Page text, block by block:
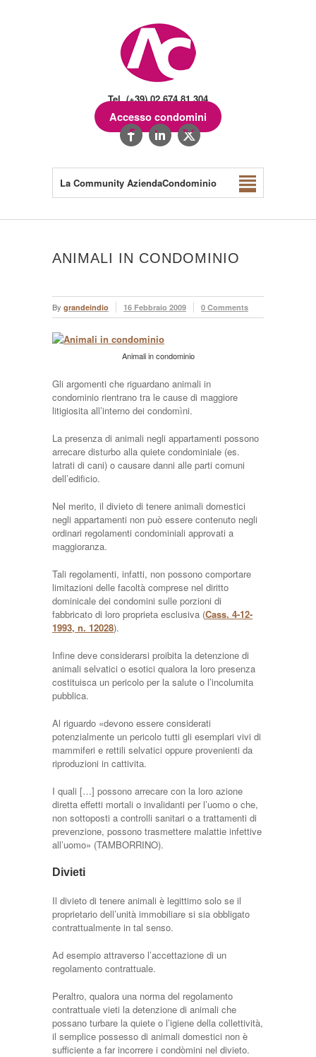
Tel. (+39) 02.674.81.304
Accesso condomini
La Community AziendaCondominio
ANIMALI IN CONDOMINIO
By grandeindio 16 Febbraio 2009 0 Comments
Animali in condominio
Gli argomenti che riguardano animali in
condominio rientrano tra le cause di maggiore
litigiositа all’interno dei condomìni.
La presenza di animali negli appartamenti possono
arrecare disturbo alla quiete condominiale (es.
latrati di cani) o causare danni alle parti comuni
dell’edificio.
Nel merito, il divieto di tenere animali domestici
negli appartamenti non può essere contenuto negli
ordinari regolamenti condominiali approvati a
maggioranza.
Tali regolamenti, infatti, non possono comportare
limitazioni delle facoltà comprese nel diritto
dominicale dei condomini sulle porzioni di
fabbricato di loro proprietа esclusiva (Cass. 4-12-
1993, n. 12028).
Infine deve considerarsi proibita la detenzione di
animali selvatici o esotici qualora la loro presenza
costituisca un pericolo per la salute o l’incolumitа
pubblica.
Al riguardo «devono essere considerati
potenzialmente un pericolo tutti gli esemplari vivi di
mammiferi e rettili selvatici oppure provenienti da
riproduzioni in cattivitа.
I quali […] possono arrecare con la loro azione
diretta effetti mortali o invalidanti per l’uomo o che,
non sottoposti a controlli sanitari o a trattamenti di
prevenzione, possono trasmettere malattie infettive
all’uomo» (TAMBORRINO).
Divieti
Il divieto di tenere animali è legittimo solo se il
proprietario dell’unità immobiliare si sia obbligato
contrattualmente in tal senso.
Ad esempio attraverso l’accettazione di un
regolamento contrattuale.
Peraltro, qualora una norma del regolamento
contrattuale vieti la detenzione di animali che
possano turbare la quiete o l’igiene della collettività,
il semplice possesso di animali domestici non è
sufficiente a far incorrere i condòmini nel divieto.